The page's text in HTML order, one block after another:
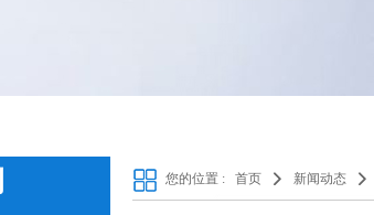
您的位置 : 首页 新闻动态